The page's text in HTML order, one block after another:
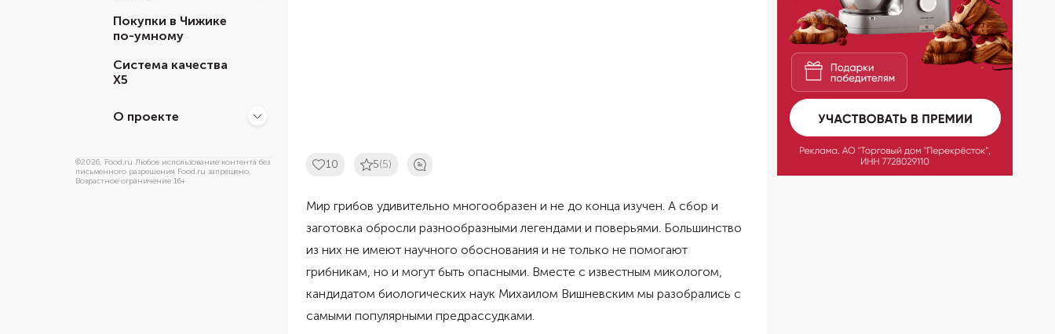
Покупки в Чижике
по-умному
Система качества
Х5
О проекте
©2026, Food.ru Любое использование контента без
письменного разрешения Food.ru запрещено.
Возрастное ограничение 16+
10 5(5)
Мир грибов удивительно многообразен и не до конца изучен. А сбор и
заготовка обросли разнообразными легендами и поверьями. Большинство
из них не имеют научного обоснования и не только не помогают
грибникам, но и могут быть опасными. Вместе с известным микологом,
кандидатом биологических наук Михаилом Вишневским мы разобрались с
самыми популярными предрассудками.